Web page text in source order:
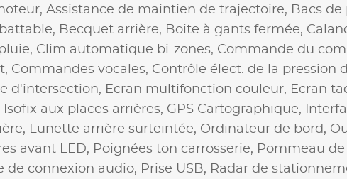
Assistance de maintien de trajectoire, Bacs de
Becquet arrière, Boite à gants fermée,
Clim automatique bi-zones, Commande du
Commandes vocales, Contrôle élect. de la pression
d'intersection, Ecran multifonction couleur, Ecran
Isofix aux places arrières, GPS Cartographique,
Lunette arrière surteintée, Ordinateur de bord,
avant LED, Poignées ton carrosserie, Pommeau
de connexion audio, Prise USB, Radar de